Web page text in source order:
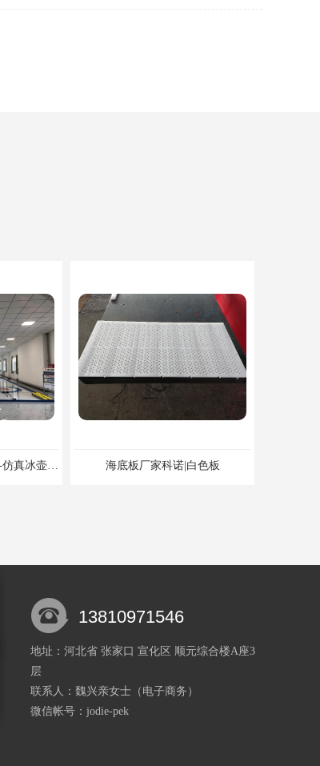
标准旱地冰壶-陆地冰壶-仿真冰壶厂家科诺可定制 海底板厂家科诺|白色板
工程机械MGA材料MGA板材生产厂家
13810971546
地址：河北省 张家口 宣化区 顺元综合楼A座3
层
联系人：魏兴亲女士 （电子商务）
微信帐号：jodie-pek